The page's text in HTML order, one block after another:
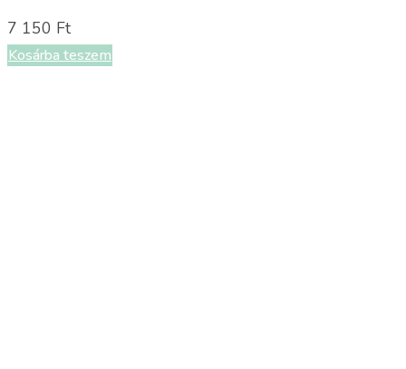
7 150 Ft
Kosárba teszem